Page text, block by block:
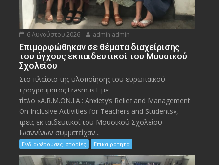
6 Αυγούστου 2026 admin admin
Eπιμορφώθηκαν σε θέματα διαχείρισης
του άγχους εκπαιδευτικοί του Μουσικού
Σχολείου
Στο πλαίσιο της υλοποίησης του ευρωπαϊκού
προγράμματος Erasmus+ με
τίτλο «A.R.M.ON.I.A.: Anxiety’s Relief and Management
On Inclusive Activities for Teachers and Students»,
τρεις εκπαιδευτικοί του Μουσικού Σχολείου
Ιωαννίνων συμμετείχαν...
Ενδιαφέρουσες Ιστορίες Επικαιρότητα